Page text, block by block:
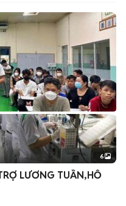
+2
6
LƯƠNG TUẦN,HỖ